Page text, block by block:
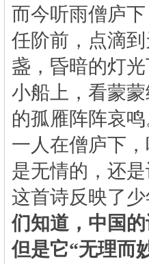
而今听雨僧庐
任阶前，点滴
盏，昏暗的灯
小船上，看蒙
的孤雁阵阵哀
一人在僧庐下
是无情的，还
这首诗反映了
们知道，中国
但是它“无理而